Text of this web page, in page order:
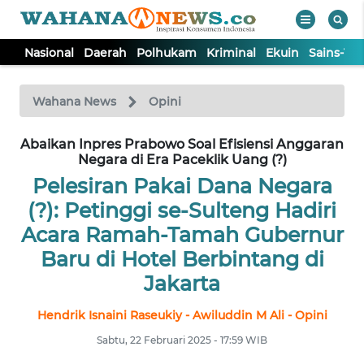
Nasional Daerah Polhukam Kriminal Ekuin Sains-
Wahana News Opini
Abaikan Inpres Prabowo Soal Efisiensi Anggaran
Negara di Era Paceklik Uang (?)
Pelesiran Pakai Dana Negara
(?): Petinggi se-Sulteng Hadiri
Acara Ramah-Tamah Gubernur
Baru di Hotel Berbintang di
Jakarta
Hendrik Isnaini Raseukiy - Awiluddin M Ali - Opini
Sabtu, 22 Februari 2025 - 17:59 WIB
TV
Tutup
NASIONAL
DAERAH
POLHUKAM